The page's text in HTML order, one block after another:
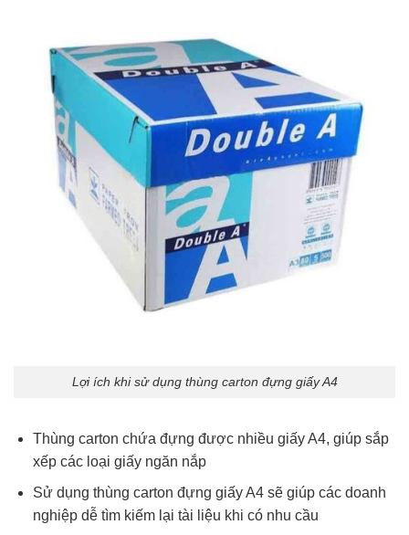
Lợi ích khi sử dụng thùng carton đựng giấy A4
Thùng carton chứa đựng được nhiều giấy A4, giúp sắp
xếp các loại giấy ngăn nắp
Sử dụng thùng carton đựng giấy A4 sẽ giúp các doanh
nghiệp dễ tìm kiếm lại tài liệu khi có nhu cầu